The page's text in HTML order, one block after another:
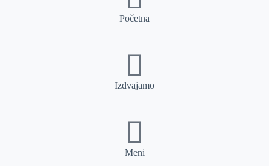
Početna
Izdvajamo
Meni